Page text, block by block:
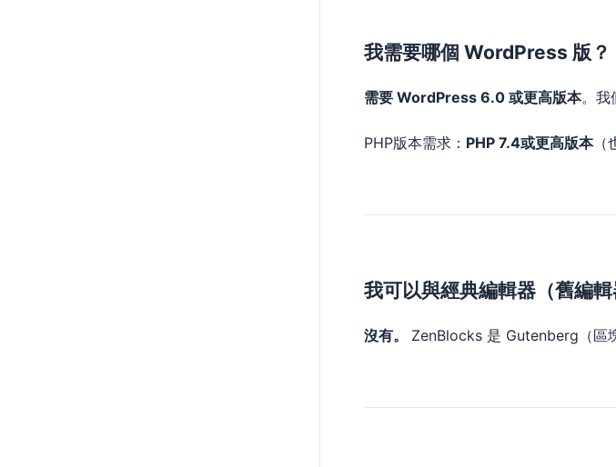
我需要哪個 WordPress 版？
需要 WordPress 6.0 或更高版本。我
PHP版本需求： PHP 7.4或更高版本（
我可以與經典編輯器（舊編
沒有。 ZenBlocks 是 Gutenberg（區